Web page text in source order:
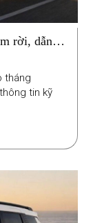
rời, dẫn
tháng
tin kỹ